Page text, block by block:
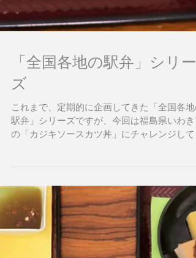
ズ
これまで、定期的に企画してきた「全国各地
駅弁」シリーズですが、今回は福島県いわき
の「カジキソースカツ丼」にチャレンジして